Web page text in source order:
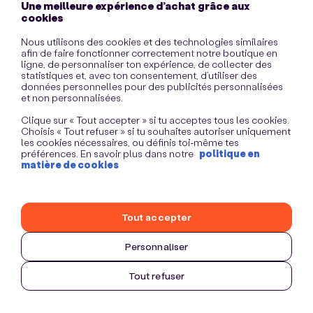
Une meilleure expérience d’achat grâce aux
cookies
Nous utilisons des cookies et des technologies similaires
afin de faire fonctionner correctement notre boutique en
ligne, de personnaliser ton expérience, de collecter des
statistiques et, avec ton consentement, d’utiliser des
données personnelles pour des publicités personnalisées
et non personnalisées.
Clique sur « Tout accepter » si tu acceptes tous les cookies.
Choisis « Tout refuser » si tu souhaites autoriser uniquement
les cookies nécessaires, ou définis toi-même tes
préférences. En savoir plus dans notre politique en
matière de cookies
Personnaliser
Tout refuser
Tout accepter